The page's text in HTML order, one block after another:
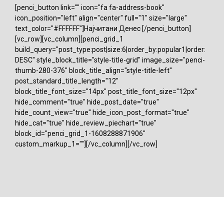
[penci_button link="" icon="fa fa-address-book"
icon_position="left" align="center" full="1" size="large"
text_color="#FFFFFF"]Најчитани Денес [/penci_button]
[vc_row][vc_column][penci_grid_1
build_query="post_type:post|size:6|order_by:popular1|order:
DESC" style_block_title="style-title-grid" image_size="penci-
thumb-280-376" block_title_align="style-title-left"
post_standard_title_length="12"
block_title_font_size="14px" post_title_font_size="12px"
hide_comment="true" hide_post_date="true"
hide_count_view="true" hide_icon_post_format="true"
hide_cat="true" hide_review_piechart="true"
block_id="penci_grid_1-1608288871906"
custom_markup_1=""][/vc_column][/vc_row]